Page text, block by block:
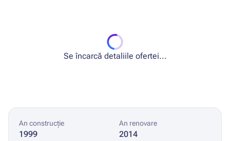
Se încarcă detaliile ofertei...
An construcție
1999
An renovare
2014